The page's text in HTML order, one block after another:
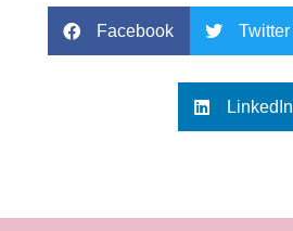
Facebook Twitter
LinkedIn